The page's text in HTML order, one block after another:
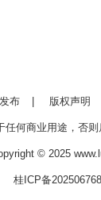
布 版权声明
何商业用途，否
© 2025
桂ICP备